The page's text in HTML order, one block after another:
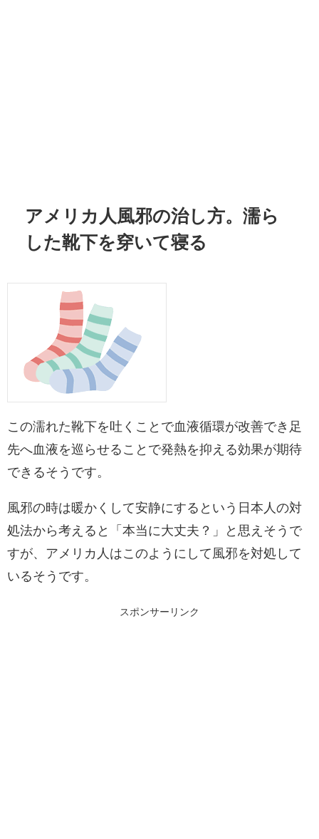
アメリカ人風邪の治し方。濡ら
した靴下を穿いて寝る
この濡れた靴下を吐くことで血液循環が改善でき足
先へ血液を巡らせることで発熱を抑える効果が期待
できるそうです。
風邪の時は暖かくして安静にするという日本人の対
処法から考えると「本当に大丈夫？」と思えそうで
すが、アメリカ人はこのようにして風邪を対処して
いるそうです。
スポンサーリンク